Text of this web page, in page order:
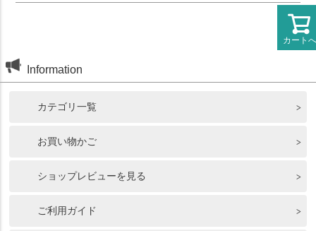
カートへ
Information
カテゴリ一覧
お買い物かご
ショップレビューを見る
ご利用ガイド